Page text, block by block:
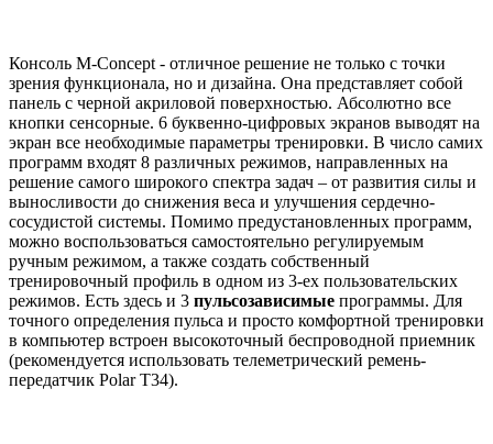
Консоль M-Concept - отличное решение не только с точки
зрения функционала, но и дизайна. Она представляет собой
панель с черной акриловой поверхностью. Абсолютно все
кнопки сенсорные. 6 буквенно-цифровых экранов выводят на
экран все необходимые параметры тренировки. В число самих
программ входят 8 различных режимов, направленных на
решение самого широкого спектра задач – от развития силы и
выносливости до снижения веса и улучшения сердечно-
сосудистой системы. Помимо предустановленных программ,
можно воспользоваться самостоятельно регулируемым
ручным режимом, а также создать собственный
тренировочный профиль в одном из 3-ех пользовательских
режимов. Есть здесь и 3 пульсозависимые программы. Для
точного определения пульса и просто комфортной тренировки
в компьютер встроен высокоточный беспроводной приемник
(рекомендуется использовать телеметрический ремень-
передатчик Polar T34).